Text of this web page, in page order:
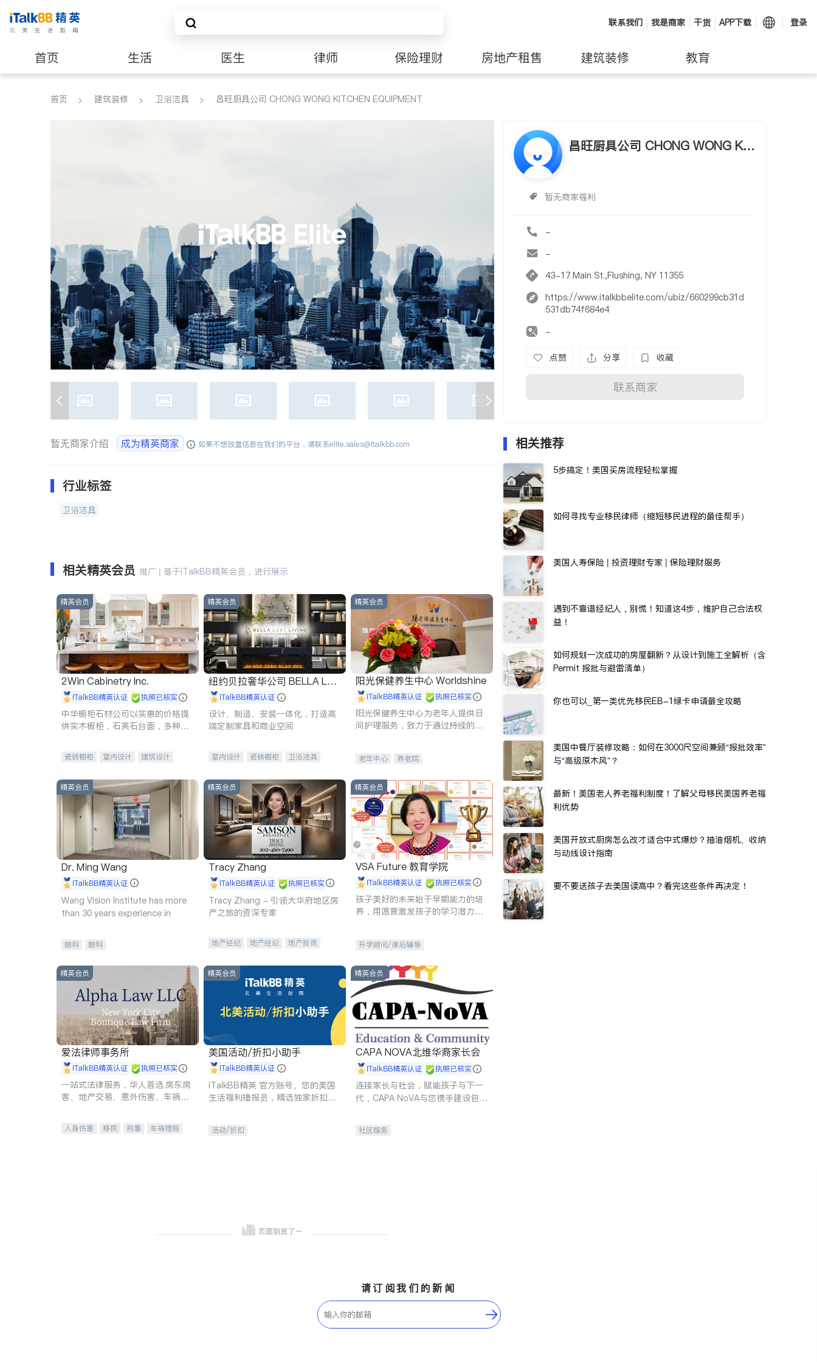
联系我们 我是商家 干货 APP下载 登录
首页 生活 医生 律师 保险理财 房地产租售 建筑装修 教育
养老 非盈利组织
首页 建筑装修 卫浴洁具 昌旺厨具公司 CHONG WONG KITCHEN EQUIPMENT
昌旺厨具公司 CHONG WONG KIT
暂无商家福利
-
-
43-17 Main St.,Flushing, NY 11355
https://www.italkbbelite.com/ubiz/660299cb31d
531db74f684e4
-
点赞 分享 收藏
联系商家
暂无商家介绍 成为精英商家 如果不想放置信息在我们的平台，请联系elite.sales@italkbb.com
行业标签
卫浴洁具
相关精英会员 推广 | 基于iTalkBB精英会员，进行展示
精英会员
2Win Cabinetry Inc.
iTalkBB精英认证 执照已核实
中华橱柜石材公司以实惠的价格提
供实木橱柜，石英石台面，多种优
机。品质厨房，家的选择。
瓷砖橱柜 室内设计
建筑设计
精英会员
纽约贝拉奢华公司 BELLA LUX
E iTalkBB精英认证
设计、制造、安装一体化，打造高
端定制家具和商业空间
室内设计 瓷砖橱柜
卫浴洁具
室内装修
精英会员
阳光保健养生中心 Worldshine
iTalkBB精英认证 执照已核实
阳光保健养生中心为老年人提供日
间护理服务，致力于通过持续的护
老年中心 养老院
精英会员
Dr. Ming Wang
iTalkBB精英认证
Wang Vision Institute has more
than 30 years experience in
眼科 眼科
精英会员
Tracy Zhang
iTalkBB精英认证 执照已核实
Tracy Zhang - 引领大华府地区房
产之旅的资深专家
地产经纪 地产经纪
地产投资
精英会员
VSA Future 教育学院
iTalkBB精英认证 执照已核实
孩子美好的未来始于早期能力的培
养，用愿景激发孩子的学习潜力和
升学顾问/课后辅导
精英会员
爱法律师事务所
iTalkBB精英认证 执照已核实
一站式法律服务，华人首选.房东房
客、地产交易、意外伤害、车祸重
人身伤害 移民 刑事
车祸理赔
精英会员
美国活动/折扣小助手
iTalkBB精英认证
iTalkBB精英 官方账号。您的美国
生活福利播报员，精选独家折扣、
活动/折扣
精英会员
CAPA NOVA北维华裔家长会
iTalkBB精英认证 执照已核实
连接家长与社会，赋能孩子与下一
代，CAPA NoVA与您携手建设包
社区服务
相关推荐
5步搞定！美国买房流程轻松掌握
如何寻找专业移民律师（缩短移民进程的最佳帮手）
美国人寿保险 | 投资理财专家 | 保险理财服务
遇到不靠谱经纪人，别慌！知道这4步，维护自己合法权
益！
如何规划一次成功的房屋翻新？从设计到施工全解析（含
Permit 报批与避雷清单）
你也可以_第一类优先移民EB-1绿卡申请最全攻略
美国中餐厅装修攻略：如何在3000尺空间兼顾“报批效率”
与“高级原木风”？
最新！美国老人养老福利制度！了解父母移民美国养老福
利优势
美国开放式厨房怎么改才适合中式爆炒？抽油烟机、收纳
与动线设计指南
要不要送孩子去美国读高中？看完这些条件再决定！
请订阅我们的新闻